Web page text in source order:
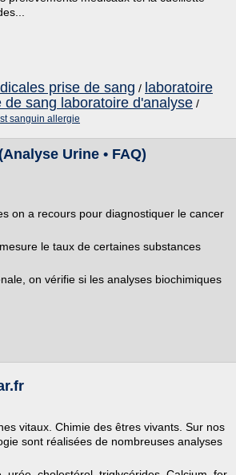
prise de sang / laboratoire
de sang laboratoire d'analyse /
sanguin allergie
Urine • FAQ)
on a recours pour diagnostiquer le cancer
le taux de certaines substances
on vérifie si les analyses biochimiques
vitaux. Chimie des êtres vivants. Sur nos
sont réalisées de nombreuses analyses